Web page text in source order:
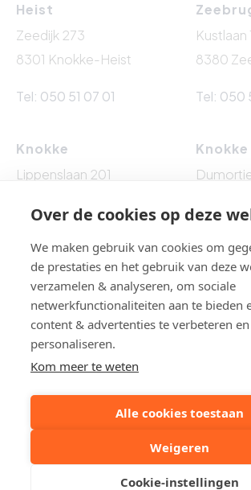
Heist
Zeedijk 273
8301 Knokke-Heist
Tel: 050 51 07 01
Kustlaan
8380
Tel: 050
Knokke
Lippenslaan 201
Knokke
BTW BE 0861.524.009 - BA EN
BELGIUM (polisnr. 730.390.160) -
autoriteit: Beroepsinstituut van
Luxemburgstraat 16 B te 1000 Brussel,
deontologische code.
disclaimer | privacybeleid |
Over de cookies op deze
We maken gebruik van cookies om
de prestaties en het gebruik van deze
verzamelen & analyseren, om sociale
netwerkfunctionaliteiten aan te bieden
content & advertenties te verbeteren en
personaliseren.
Kom meer te weten
Alle cookies toestaan
Weigeren
Cookie-instellingen